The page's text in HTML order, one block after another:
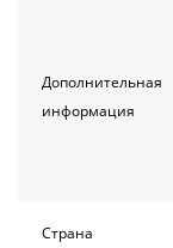
Дополнительная
информация
Страна